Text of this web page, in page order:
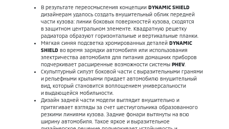
В результате переосмысления концепции DYNAMIC SHIELD
дизайнерам удалось создать внушительный облик передней
части кузова: линии боковых поверхностей кузова, сходятся
в защитном центральном элементе. Квадратную решетку
радиатора образуют горизонтальные и вертикальные планки.
Мягкая синяя подсветка хромированных деталей DYNAMIC
SHIELD во время зарядки автомобиля или использования
электричества автомобиля для питания домашних приборов
подчеркивает расширенные возможности системы PHEV.
Скульптурный силуэт боковой части с выразительными гранями
и рельефными крыльями придает автомобилю внушительный
вид, который становится воплощением универсальности
и выдающейся мобильности.
Дизайн задней части модели выглядит внушительно и
притягивает взгляды за счет шестиугольника образованного
резкими линиями кузова. Задние фонари вытянуты на всю
ширину автомобиля. Такое яркое и выразительное